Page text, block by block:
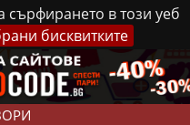
сърфирането в този уеб
бисквитките
Реклама Контакти